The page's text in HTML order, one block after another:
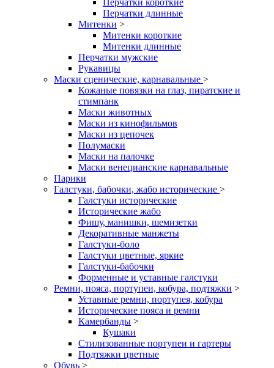
Перчатки короткие
Перчатки длинные
Митенки >
Митенки короткие
Митенки длинные
Перчатки мужские
Рукавицы
Маски сценические, карнавальные >
Кожаные повязки на глаз, пиратские и
стимпанк
Маски животных
Маски из кинофильмов
Маски из цепочек
Полумаски
Маски на палочке
Маски венецианские карнавальные
Парики
Галстуки, бабочки, жабо исторические >
Галстуки исторические
Исторические жабо
Фишу, манишки, шемизетки
Декоративные манжеты
Галстуки-боло
Галстуки цветные, яркие
Галстуки-бабочки
Форменные и уставные галстуки
Ремни, пояса, портупеи, кобура, подтяжки >
Уставные ремни, портупея, кобура
Исторические пояса и ремни
Камербанды >
Кушаки
Стилизованные портупеи и гартеры
Подтяжки цветные
Обувь >